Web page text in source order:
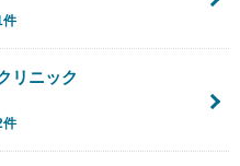
件
リニック
件